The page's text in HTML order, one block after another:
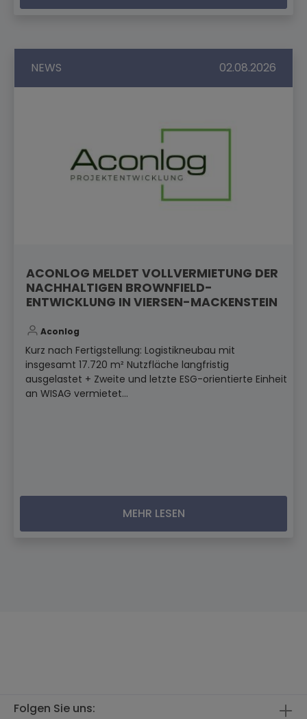
NEWS 02.08.2026
ACONLOG MELDET VOLLVERMIETUNG DER
NACHHALTIGEN BROWNFIELD-
ENTWICKLUNG IN VIERSEN-MACKENSTEIN
Aconlog
Kurz nach Fertigstellung: Logistikneubau mit
insgesamt 17.720 m² Nutzfläche langfristig
ausgelastet + Zweite und letzte ESG-orientierte Einheit
an WISAG vermietet...
MEHR LESEN
Folgen Sie uns: